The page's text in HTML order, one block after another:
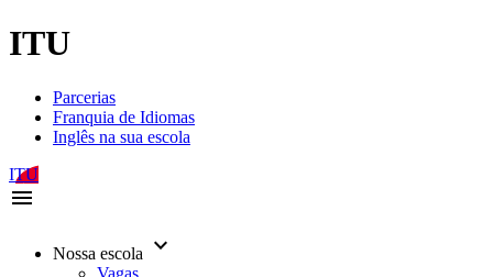
ITU
Parcerias
Franquia de Idiomas
Inglês na sua escola
ITU
menu
Nossa escola keyboard_arrow_down
Vagas